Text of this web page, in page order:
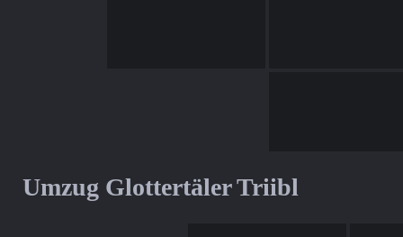
Umzug Glottertäler Triibl